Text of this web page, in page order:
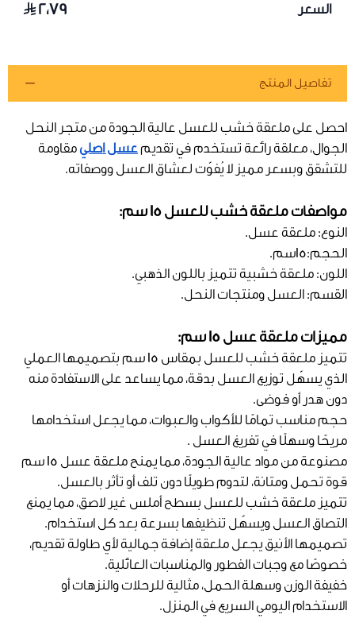
السعر ٢٫٧٩
تفاصيل المنتج
احصل على ملعقة خشب للعسل عالية الجودة من متجر النحل
الجوال، معلقة رائعة تستخدم في تقديمعسل اصلي مقاومة
للتشقق وبسعر مميز لا يُفوّت لعشاق العسل ووصفاته.
مواصفات ملعقة خشب للعسل 15 سم:
النوع: ملعقة عسل.
الحجم:15سم.
اللون: ملعقة خشبية تتميز باللون الذهبي.
القسم: العسل ومنتجات النحل.
مميزات ملعقة عسل 15 سم:
تتميز ملعقة خشب للعسل بمقاس 15 سم بتصميمها العملي
الذي يسهّل توزيع العسل بدقة، مما يساعد على الاستفادة منه
دون هدر أو فوضى.
حجم مناسب تمامًا للأكواب والعبوات، مما يجعل استخدامها
مريحًا وسهلًا في تفريغ العسل .
مصنوعة من مواد عالية الجودة، مما يمنح ملعقة عسل 15 سم
قوة تحمل ومتانة، لتدوم طويلًا دون تلف أو تأثر بالعسل.
تتميز ملعقة خشب للعسل بسطح أملس غير لاصق، مما يمنع
التصاق العسل ويسهّل تنظيفها بسرعة بعد كل استخدام.
تصميمها الأنيق يجعل ملعقة إضافة جمالية لأي طاولة تقديم،
خصوصًا مع وجبات الفطور والمناسبات العائلية.
خفيفة الوزن وسهلة الحمل، مثالية للرحلات والنزهات أو
الاستخدام اليومي السريع في المنزل.